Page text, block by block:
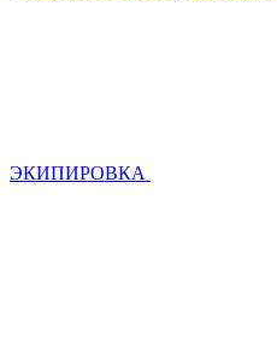
ЭКИПИРОВКА